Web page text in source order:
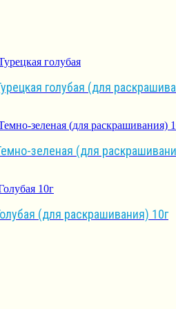
голубая (для
зеленая (для
(для раскрашивания) 10г